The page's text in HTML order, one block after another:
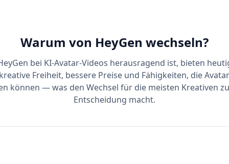
Warum von HeyGen wechseln?
bei KI-Avatar-Videos herausragend ist, bieten
Freiheit, bessere Preise und Fähigkeiten, die
können — was den Wechsel für die meisten Kreativen
Entscheidung macht.